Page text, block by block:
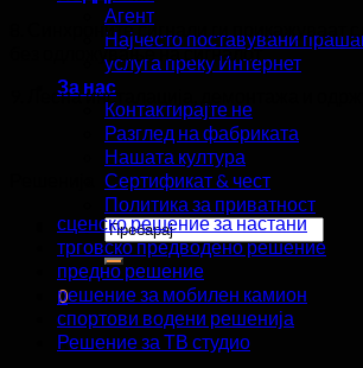
Агент
Најчесто поставувани
услуга преку Интернет
За нас
Контактирајте не
Разглед на фабриката
Нашата култура
Сертификат & чест
Политика за приватност
Пребарај
за:
0
Количка
8. Синхроните сигнали ги прикажуваат
без одложување на сигналот
9. Лесна инсталација, демонтажа и
сценско решение за настани
трговско предводено решение
предно решение
решение за мобилен камион
спортови водени решенија
Решение за ТВ студио